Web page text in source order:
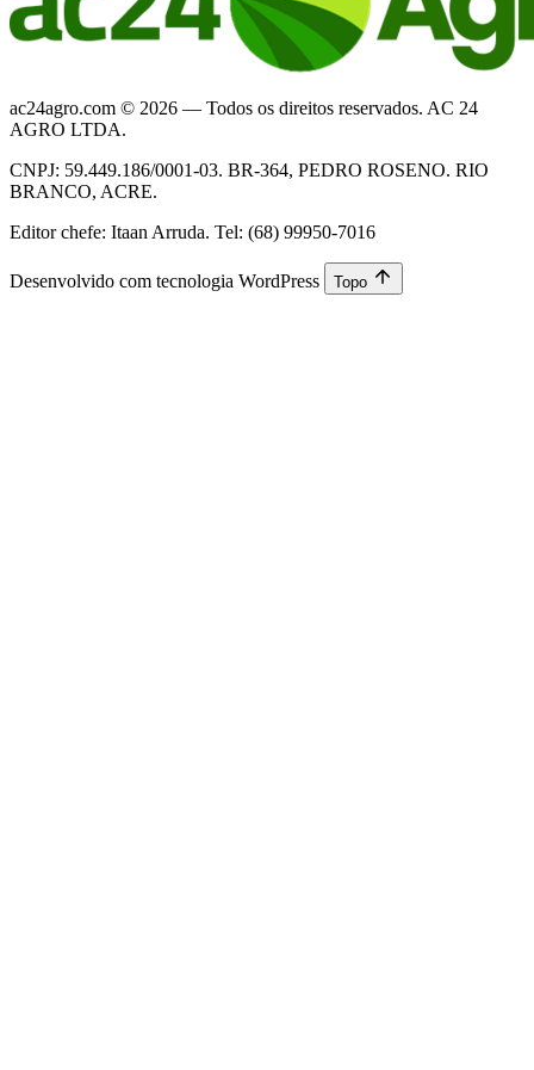
ac24agro.com © 2026 — Todos os direitos reservados. AC 24
AGRO LTDA.
CNPJ: 59.449.186/0001-03. BR-364, PEDRO ROSENO. RIO
BRANCO, ACRE.
Editor chefe: Itaan Arruda. Tel: (68) 99950-7016
Desenvolvido com tecnologia WordPress Topo